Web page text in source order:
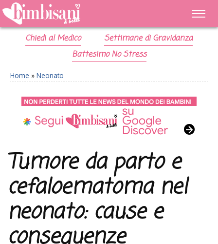
Chiedi al Medico
Settimane di Gravidanza
Battesimo No Stress
Home » Neonato
Tumore da parto e
cefaloematoma nel
neonato: cause e
conseguenze